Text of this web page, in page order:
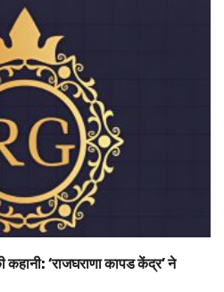
कहानी: ‘राजघराणा कापड केंद्र’ ने